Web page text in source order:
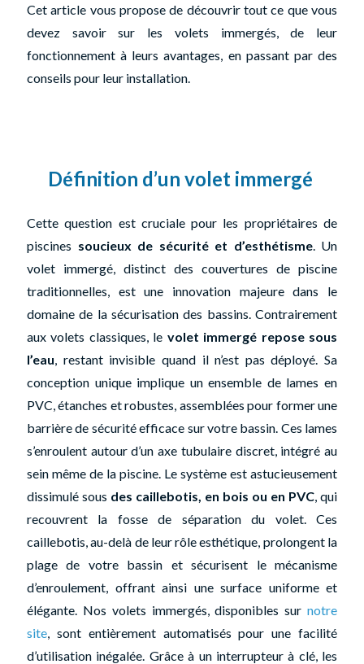
Cet article vous propose de découvrir tout ce que vous
devez savoir sur les volets immergés, de leur
fonctionnement à leurs avantages, en passant par des
conseils pour leur installation.
Définition d’un volet immergé
Cette question est cruciale pour les propriétaires de
piscines soucieux de sécurité et d’esthétisme. Un
volet immergé, distinct des couvertures de piscine
traditionnelles, est une innovation majeure dans le
domaine de la sécurisation des bassins. Contrairement
aux volets classiques, le volet immergé repose sous
l’eau, restant invisible quand il n’est pas déployé. Sa
conception unique implique un ensemble de lames en
PVC, étanches et robustes, assemblées pour former une
barrière de sécurité efficace sur votre bassin. Ces lames
s’enroulent autour d’un axe tubulaire discret, intégré au
sein même de la piscine. Le système est astucieusement
dissimulé sous des caillebotis, en bois ou en PVC, qui
recouvrent la fosse de séparation du volet. Ces
caillebotis, au-delà de leur rôle esthétique, prolongent la
plage de votre bassin et sécurisent le mécanisme
d’enroulement, offrant ainsi une surface uniforme et
élégante. Nos volets immergés, disponibles sur notre
site, sont entièrement automatisés pour une facilité
d’utilisation inégalée. Grâce à un interrupteur à clé, les